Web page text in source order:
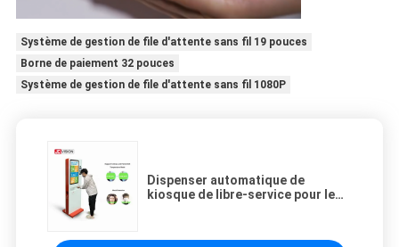
Système de gestion de file d'attente sans fil 19 pouces
Borne de paiement 32 pouces
Système de gestion de file d'attente sans fil 1080P
Dispenser automatique de
kiosque de libre-service pour le